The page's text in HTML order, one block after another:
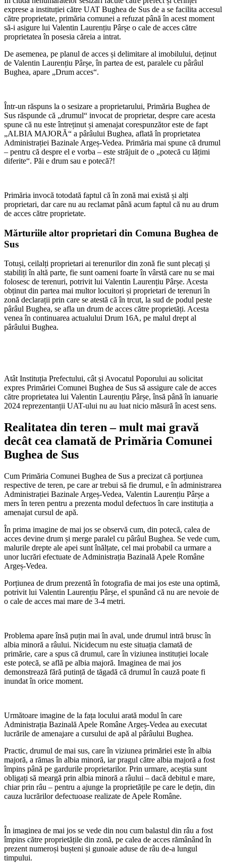
exprese a instituției către UAT Bughea de Sus de a se facilita accesul
către proprietate, primăria comunei a refuzat până în acest moment
să-i asigure lui Valentin Laurențiu Pârșe o cale de acces către
proprietatea în posesia căreia a intrat.
De asemenea, pe planul de acces și delimitare al imobilului, deținut
de Valentin Laurențiu Pârșe, în partea de est, paralele cu pârâul
Bughea, apare „Drum acces“.
Într-un răspuns la o sesizare a proprietarului, Primăria Bughea de
Sus răspunde că „drumul“ invocat de proprietar, despre care acesta
spune că nu este întreținut și amenajat corespunzător este de fapt
„ALBIA MAJORĂ“ a pârâului Bughea, aflată în proprietatea
Administrației Bazinale Argeș-Vedea. Primăria mai spune că drumul
– pentru că despre el e vorba – este străjuit de o „potecă cu lățimi
diferite“. Păi e drum sau e potecă?!
Primăria invocă totodată faptul că în zonă mai există și alți
proprietari, dar care nu au reclamat până acum faptul că nu au drum
de acces către proprietate.
Mărturiile altor proprietari din Comuna Bughea de
Sus
Totuși, ceilalți proprietari ai terenurilor din zonă fie sunt plecați și
stabiliți în altă parte, fie sunt oameni foarte în vârstă care nu se mai
folosesc de terenuri, potrivit lui Valentin Laurențiu Pârșe. Acesta
obținut din partea mai multor locuitori și proprietari de terenuri în
zonă declarații prin care se atestă că în trcut, la sud de podul peste
pârâul Bughea, se afla un drum de acces către proprietăți. Acesta
venea în continuarea actualului Drum 16A, pe malul drept al
pârâului Bughea.
Atât Instituția Prefectului, cât și Avocatul Poporului au solicitat
expres Primăriei Comunei Bughea de Sus să assigure cale de acces
către proprietatea lui Valentin Laurențiu Pârșe, însă până în ianuarie
2024 reprezentanții UAT-ului nu au luat nicio măsură în acest sens.
Realitatea din teren – mult mai gravă
decât cea clamată de Primăria Comunei
Bughea de Sus
Cum Primăria Comunei Bughea de Sus a precizat că porțiunea
respective de teren, pe care ar trebui să fie drumul, e în administrarea
Administrației Bazinale Argeș-Vedea, Valentin Laurențiu Pârșe a
mers în teren pentru a prezenta modul defectuos în care instituția a
amenajat cursul de apă.
În prima imagine de mai jos se observă cum, din potecă, calea de
acces devine drum și merge paralel cu pârâul Bughea. Se vede cum,
malurile drepte ale apei sunt înălțate, cel mai probabil ca urmare a
unor lucrări efectuate de Administrația Bazinală Apele Române
Argeș-Vedea.
Porțiunea de drum prezentă în fotografia de mai jos este una optimă,
potrivit lui Valentin Laurențiu Pârșe, el spunând că nu are nevoie de
o cale de acces mai mare de 3-4 metri.
Problema apare însă puțin mai în aval, unde drumul intră brusc în
albia minoră a râului. Nicidecum nu este situația clamată de
primărie, care a spus că drumul, care în viziunea instituției locale
este potecă, se află pe albia majoră. Imaginea de mai jos
demonstrează fără putință de tăgadă că drumul în cauză poate fi
inundat în orice moment.
Următoare imagine de la fața locului arată modul în care
Administrația Bazinală Apele Române Argeș-Vedea au executat
lucrările de amenajare a cursului de apă al pârâului Bughea.
Practic, drumul de mai sus, care în viziunea primăriei este în albia
majoră, a rămas în albia minoră, iar pragul către albia majoră a fost
împins până pe gardurile proprietarilor. Prin urmare, aceștia sunt
obligați să meargă prin albia minoră a râului – dacă debitul e mare,
chiar prin râu – pentru a ajunge la proprietățile pe care le dețin, din
cauza lucrărilor defectuoase realizate de Apele Române.
În imaginea de mai jos se vede din nou cum balastul din râu a fost
împins către proprietățile din zonă, pe calea de acces rămânând în
prezent numeroși bușteni și gunoaie aduse de râu de-a lungul
timpului.